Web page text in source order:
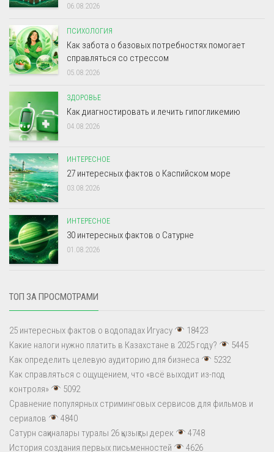
06.08.2026
ПСИХОЛОГИЯ
Как забота о базовых потребностях помогает
справляться со стрессом
05.08.2026
ЗДОРОВЬЕ
Как диагностировать и лечить гипогликемию
04.08.2026
ИНТЕРЕСНОЕ
27 интересных фактов о Каспийском море
03.08.2026
ИНТЕРЕСНОЕ
30 интересных фактов о Сатурне
01.08.2026
ТОП ЗА ПРОСМОТРАМИ
25 интересных фактов о водопадах Игуасу
18423
Какие налоги нужно платить в Казахстане в 2025 году?
5445
Как определить целевую аудиторию для бизнеса
5232
Как справляться с ощущением, что «всё выходит из-под
контроля»
5092
Сравнение популярных стриминговых сервисов для фильмов и
сериалов
4840
Сатурн сақиналары туралы 26 қызықты дерек
4748
История создания первых письменностей
4626